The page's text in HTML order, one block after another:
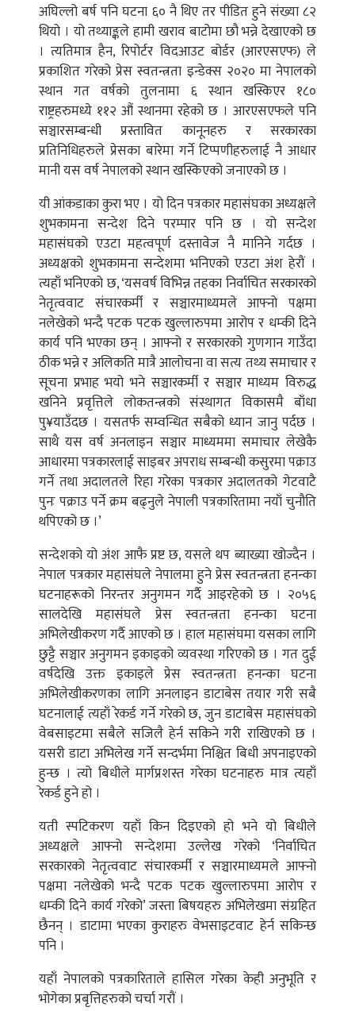
अघिल्लो बर्ष पनि घटना ६० नै थिए तर पीडित हुने संख्या ८२
थियो । यो तथ्याङ्कले हामी खराव बाटोमा छौ भन्ने देखाएको छ
। त्यतिमात्र हैन, रिपोर्टर विदआउट बोर्डर (आरएसएफ) ले
प्रकाशित गरेको प्रेस स्वतन्त्रता इन्डेक्स २०२० मा नेपालको
स्थान गत वर्षको तुलनामा ६ स्थान खस्किएर १८०
राष्ट्रहरुमध्ये ११२ औं स्थानमा रहेको छ । आरएसएफले पनि
सञ्चारसम्बन्धी प्रस्तावित कानूनहरु र सरकारका
प्रतिनिधिहरुले प्रेसका बारेमा गर्ने टिप्पणीहरुलाई नै आधार
मानी यस वर्ष नेपालको स्थान खस्किएको जनाएको छ ।
यी आंकडाका कुरा भए । यो दिन पत्रकार महासंघका अध्यक्षले
शुभकामना सन्देश दिने परम्पार पनि छ । यो सन्देश
महासंघको एउटा महत्वपूर्ण दस्तावेज नै मानिने गर्दछ ।
अध्यक्षको शुभकामना सन्देशमा भनिएको एउटा अंश हेरौं ।
त्यहाँ भनिएको छ, ‘यसवर्ष विभिन्न तहका निर्वाचित सरकारको
नेतृत्ववाट संचारकर्मी र सञ्चारमाध्यमले आफ्नो पक्षमा
नलेखेको भन्दै पटक पटक खुल्लारुपमा आरोप र धम्की दिने
कार्य पनि भएका छन् । आफ्नो र सरकारको गुणगान गाउँदा
ठीक भन्ने र अलिकति मात्रै आलोचना वा सत्य तथ्य समाचार र
सूचना प्रभाह भयो भने सञ्चारकर्मी र सञ्चार माध्यम विरुद्ध
खनिने प्रवृत्तिले लोकतन्त्रको संस्थागत विकासमै बाँधा
पु¥याउँदछ । यसतर्फ सम्वन्धित सबैको ध्यान जानु पर्दछ ।
साथै यस वर्ष अनलाइन सञ्चार माध्यममा समाचार लेखेकै
आधारमा पत्रकारलाई साइबर अपराध सम्बन्धी कसुरमा पक्राउ
गर्ने तथा अदालतले रिहा गरेका पत्रकार अदालतको गेटवाटै
पुनः पक्राउ पर्ने क्रम बढ्नुले नेपाली पत्रकारितामा नयाँ चुनौति
थपिएको छ ।’
सन्देशको यो अंश आफै प्रष्ट छ, यसले थप ब्याख्या खोज्दैन ।
नेपाल पत्रकार महासंघले नेपालमा हुने प्रेस स्वतन्त्रता हनन्का
घटनाहरूको निरन्तर अनुगमन गर्दै आइरहेको छ । २०५६
सालदेखि महासंघले प्रेस स्वतन्त्रता हनन्का घटना
अभिलेखीकरण गर्दै आएको छ । हाल महासंघमा यसका लागि
छुट्टै सञ्चार अनुगमन इकाइको व्यवस्था गरिएको छ । गत दुई
वर्षदेखि उक्त इकाइले प्रेस स्वतन्त्रता हनन्का घटना
अभिलेखीकरणका लागि अनलाइन डाटाबेस तयार गरी सबै
घटनालाई त्यहाँ रेकर्ड गर्ने गरेको छ, जुन डाटाबेस महासंघको
वेबसाइटमा सबैले सजिलै हेर्न सकिने गरी राखिएको छ ।
यसरी डाटा अभिलेख गर्ने सन्दर्भमा निश्चित बिधी अपनाइएको
हुन्छ । त्यो बिधीले मार्गप्रशस्त गरेका घटनाहरु मात्र त्यहाँ
रेकर्ड हुने हो ।
यती स्पटिकरण यहाँ किन दिइएको हो भने यो बिधीले
अध्यक्षले आफ्नो सन्देशमा उल्लेख गरेको ‘निर्वाचित
सरकारको नेतृत्ववाट संचारकर्मी र सञ्चारमाध्यमले आफ्नो
पक्षमा नलेखेको भन्दै पटक पटक खुल्लारुपमा आरोप र
धम्की दिने कार्य गरेको’ जस्ता बिषयहरु अभिलेखमा संग्रहित
छैनन् । डाटामा भएका कुराहरु वेभसाइटवाट हेर्न सकिन्छ
पनि ।
यहाँ नेपालको पत्रकारिताले हासिल गरेका केही अनुभूति र
भोगेका प्रबृत्तिहरुको चर्चा गरौं ।